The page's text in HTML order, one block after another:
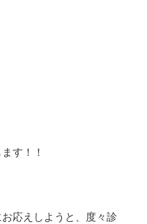
す！！
応えしようと、度々診